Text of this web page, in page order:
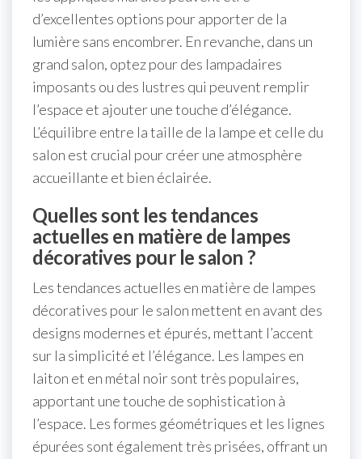
d’excellentes options pour apporter de la
lumière sans encombrer. En revanche, dans un
grand salon, optez pour des lampadaires
imposants ou des lustres qui peuvent remplir
l’espace et ajouter une touche d’élégance.
L’équilibre entre la taille de la lampe et celle du
salon est crucial pour créer une atmosphère
accueillante et bien éclairée.
Quelles sont les tendances
actuelles en matière de lampes
décoratives pour le salon ?
Les tendances actuelles en matière de lampes
décoratives pour le salon mettent en avant des
designs modernes et épurés, mettant l’accent
sur la simplicité et l’élégance. Les lampes en
laiton et en métal noir sont très populaires,
apportant une touche de sophistication à
l’espace. Les formes géométriques et les lignes
épurées sont également très prisées, offrant un